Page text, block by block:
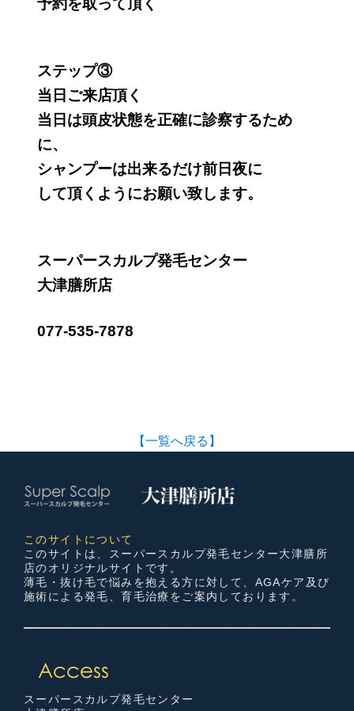
予約を取って頂く
ステップ③
当日ご来店頂く
当日は頭皮状態を正確に診察するため
に、
シャンプーは出来るだけ前日夜に
して頂くようにお願い致します。
スーパースカルプ発毛センター
大津膳所店
077-535-7878
【一覧へ戻る】
このサイトについて
このサイトは、スーパースカルプ発毛センター大津膳所
店のオリジナルサイトです。
薄毛・抜け毛で悩みを抱える方に対して、AGAケア及び
施術による発毛、育毛治療をご案内しております。
スーパースカルプ発毛センター